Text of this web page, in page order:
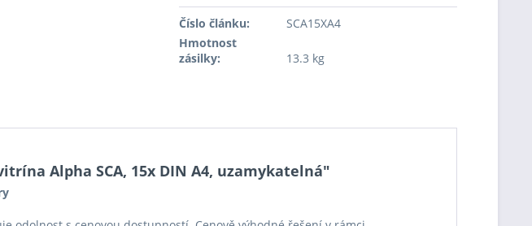
Číslo článku:
SCA15XA4
Hmotnost
zásilky:
13.3 kg
Alpha SCA, 15x DIN A4, uzamykatelná"